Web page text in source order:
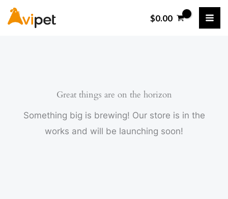
$0.00
Great things are on the horizon
Something big is brewing! Our store is in the
works and will be launching soon!